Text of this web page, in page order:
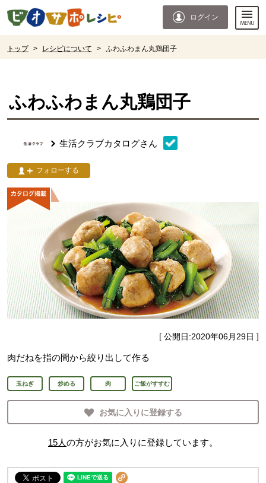
ページの先頭です。
ログイン
トップ > レシピについて > ふわふわまん丸鶏団子
ふわふわまん丸鶏団子
生活クラブカタログさん
フォローする
[ 公開日:2020年06月29日 ]
肉だねを指の間から絞り出して作る
玉ねぎ 炒める 肉 ご飯がすすむ
お気に入りに登録する
15人の方がお気に入りに登録しています。